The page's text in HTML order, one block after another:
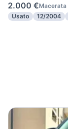
2.000 €Macerata
Usato
12/2004